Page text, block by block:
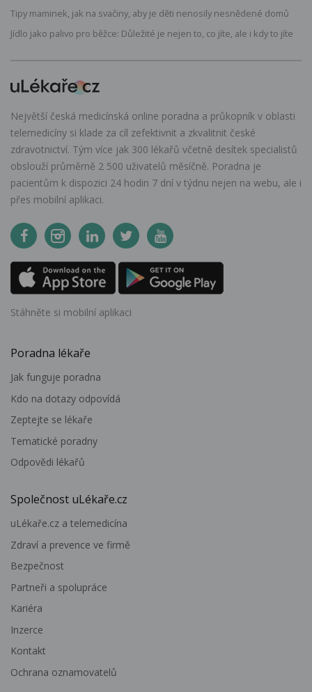
Tipy maminek, jak na svačiny, aby je děti nenosily nesnědené domů
Jídlo jako palivo pro běžce: Důležité je nejen to, co jíte, ale i kdy to jíte
Největší česká medicínská online poradna a průkopník v oblasti
telemedicíny si klade za cíl zefektivnit a zkvalitnit české
zdravotnictví. Tým více jak 300 lékařů včetně desítek specialistů
obslouží průměrně 2 500 uživatelů měsíčně. Poradna je
pacientům k dispozici 24 hodin 7 dní v týdnu nejen na webu, ale i
přes mobilní aplikaci.
Stáhněte si mobilní aplikaci
Poradna lékaře
Jak funguje poradna
Kdo na dotazy odpovídá
Zeptejte se lékaře
Tematické poradny
Odpovědi lékařů
Společnost uLékaře.cz
uLékaře.cz a telemedicína
Zdraví a prevence ve firmě
Bezpečnost
Partneři a spolupráce
Kariéra
Inzerce
Kontakt
Ochrana oznamovatelů